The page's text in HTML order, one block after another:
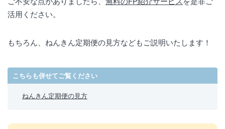
活用ください。
もちろん、ねんきん定期便の見方などもご説明いたします！
こちらも併せてご覧ください
ねんきん定期便の見方